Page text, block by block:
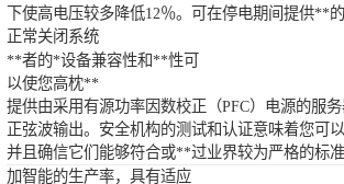
下使高电压较多降低12％。可在停电期间提供**
正常关闭系统
**者的*设备兼容性和**性可
以使您高枕**
提供由采用有源功率因数校正（PFC）电源的服
正弦波输出。安全机构的测试和认证意味着您可以
并且确信它们能够符合或**过业界较为严格的标准
加智能的生产率，具有适应